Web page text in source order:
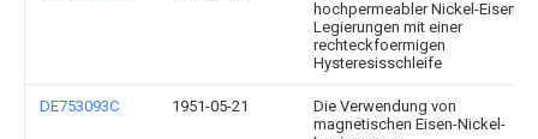
hochpermeabler Nickel-Eisen-
Legierungen mit einer
rechteckfoermigen
Hysteresisschleife
DE753093C 1951-05-21
Die Verwendung von
magnetischen Eisen-Nickel-